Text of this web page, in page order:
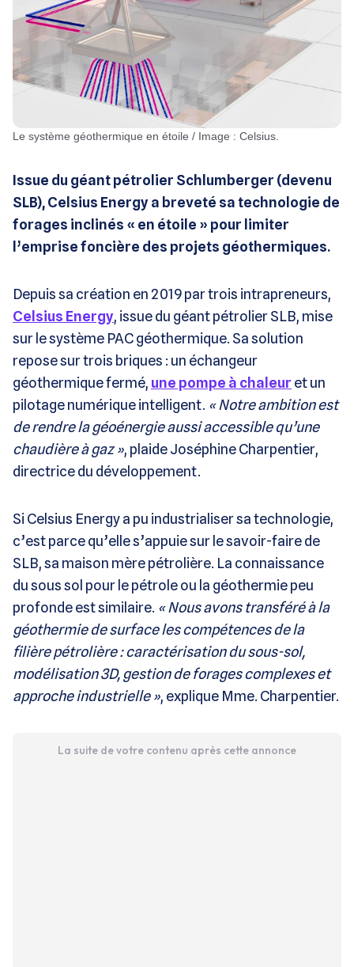
Le système géothermique en étoile / Image : Celsius.
Issue du géant pétrolier Schlumberger (devenu
SLB), Celsius Energy a breveté sa technologie de
forages inclinés « en étoile » pour limiter
l’emprise foncière des projets géothermiques.
Depuis sa création en 2019 par trois intrapreneurs,
Celsius Energy, issue du géant pétrolier SLB, mise
sur le système PAC géothermique. Sa solution
repose sur trois briques : un échangeur
géothermique fermé, une pompe à chaleur et un
pilotage numérique intelligent. « Notre ambition est
de rendre la géoénergie aussi accessible qu’une
chaudière à gaz », plaide Joséphine Charpentier,
directrice du développement.
Si Celsius Energy a pu industrialiser sa technologie,
c’est parce qu’elle s’appuie sur le savoir-faire de
SLB, sa maison mère pétrolière. La connaissance
du sous sol pour le pétrole ou la géothermie peu
profonde est similaire. « Nous avons transféré à la
géothermie de surface les compétences de la
filière pétrolière : caractérisation du sous-sol,
modélisation 3D, gestion de forages complexes et
approche industrielle », explique Mme. Charpentier.
La suite de votre contenu après cette annonce